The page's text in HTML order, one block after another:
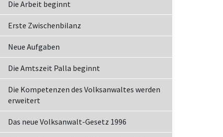
Die Arbeit beginnt
Erste Zwischenbilanz
Neue Aufgaben
Die Amtszeit Palla beginnt
Die Kompetenzen des Volksanwaltes werden
erweitert
Das neue Volksanwalt-Gesetz 1996